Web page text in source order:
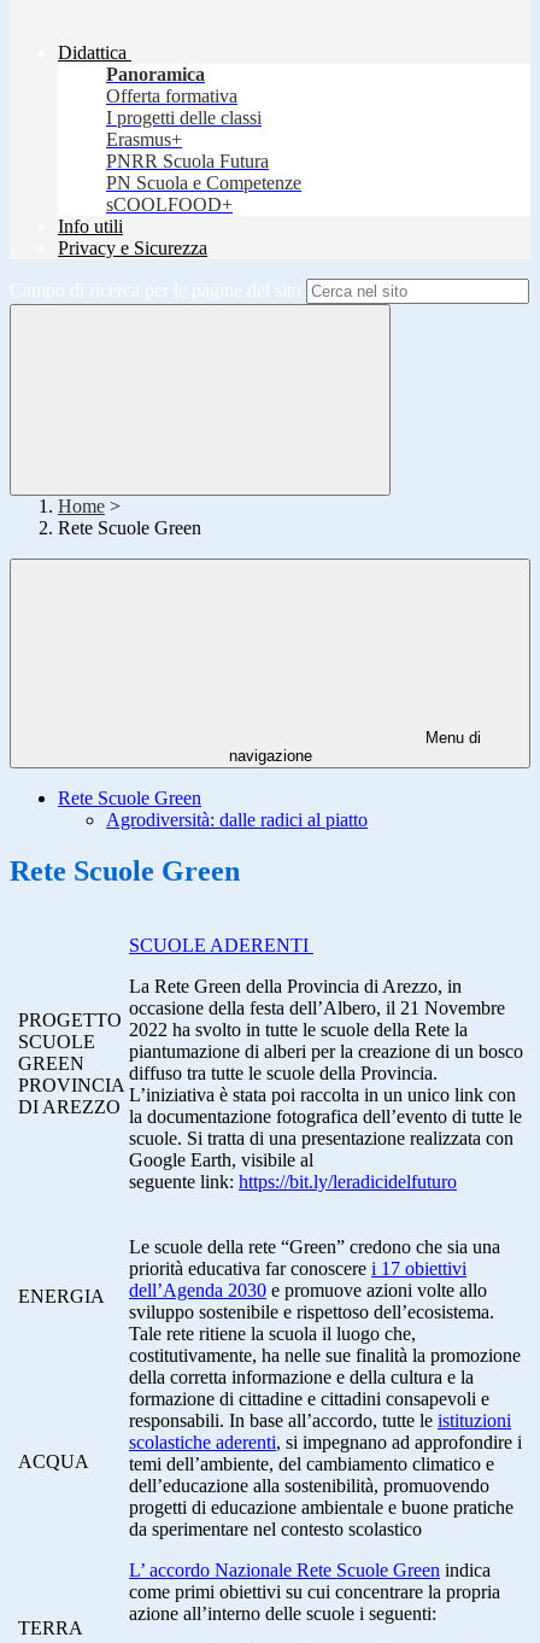
Didattica
Panoramica
Offerta formativa
I progetti delle classi
Erasmus+
PNRR Scuola Futura
PN Scuola e Competenze
sCOOLFOOD+
Info utili
Privacy e Sicurezza
Campo di ricerca per le pagine del sito
Home >
Rete Scuole Green
Menu di
navigazione
Rete Scuole Green
Agrodiversità: dalle radici al piatto
Rete Scuole Green
PROGETTO
SCUOLE
GREEN
PROVINCIA
DI AREZZO
SCUOLE ADERENTI
La Rete Green della Provincia di Arezzo, in
occasione della festa dell’Albero, il 21 Novembre
2022 ha svolto in tutte le scuole della Rete la
piantumazione di alberi per la creazione di un bosco
diffuso tra tutte le scuole della Provincia.
L’iniziativa è stata poi raccolta in un unico link con
la documentazione fotografica dell’evento di tutte le
scuole. Si tratta di una presentazione realizzata con
Google Earth, visibile al
seguente link: https://bit.ly/leradicidelfuturo
ENERGIA
Le scuole della rete “Green” credono che sia una
priorità educativa far conoscere i 17 obiettivi
dell’Agenda 2030 e promuove azioni volte allo
sviluppo sostenibile e rispettoso dell’ecosistema.
Tale rete ritiene la scuola il luogo che,
costitutivamente, ha nelle sue finalità la promozione
della corretta informazione e della cultura e la
formazione di cittadine e cittadini consapevoli e
responsabili. In base all’accordo, tutte le istituzioni
scolastiche aderenti, si impegnano ad approfondire i
temi dell’ambiente, del cambiamento climatico e
dell’educazione alla sostenibilità, promuovendo
progetti di educazione ambientale e buone pratiche
da sperimentare nel contesto scolastico
L’ accordo Nazionale Rete Scuole Green indica
come primi obiettivi su cui concentrare la propria
azione all’interno delle scuole i seguenti:
ACQUA
TERRA